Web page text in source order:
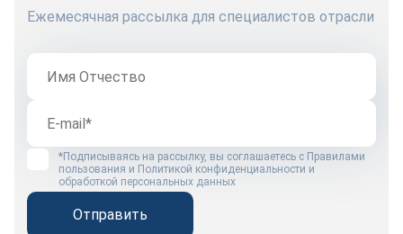
Ежемесячная рассылка для специалистов отрасли
*Подписываясь на рассылку, вы соглашаетесь с Правилами
пользования и Политикой конфиденциальности и
обработкой персональных данных
Отправить